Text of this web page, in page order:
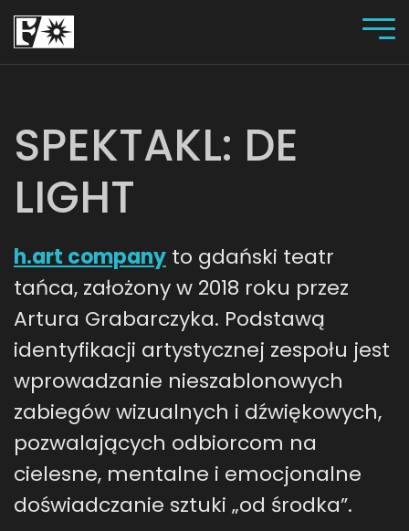
SPEKTAKL: DE
LIGHT
h.art company to gdański teatr
tańca, założony w 2018 roku przez
Artura Grabarczyka. Podstawą
identyfikacji artystycznej zespołu jest
wprowadzanie nieszablonowych
zabiegów wizualnych i dźwiękowych,
pozwalających odbiorcom na
cielesne, mentalne i emocjonalne
doświadczanie sztuki „od środka”.